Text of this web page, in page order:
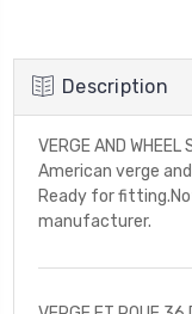
Description
VERGE AND
American verge
Ready for
manufacturer.